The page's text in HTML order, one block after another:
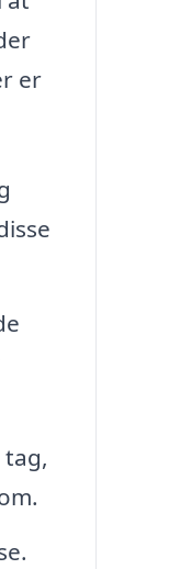
er